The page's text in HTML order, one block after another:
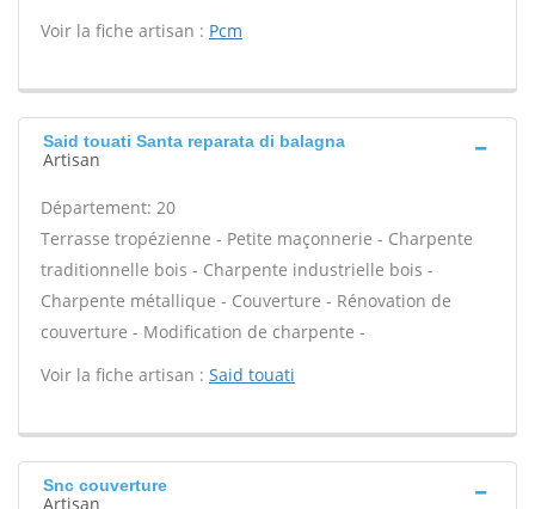
Voir la fiche artisan : Pcm
Said touati Santa reparata di balagna
Artisan
Département: 20
Terrasse tropézienne - Petite maçonnerie - Charpente
traditionnelle bois - Charpente industrielle bois -
Charpente métallique - Couverture - Rénovation de
couverture - Modification de charpente -
Voir la fiche artisan : Said touati
Snc couverture
Artisan